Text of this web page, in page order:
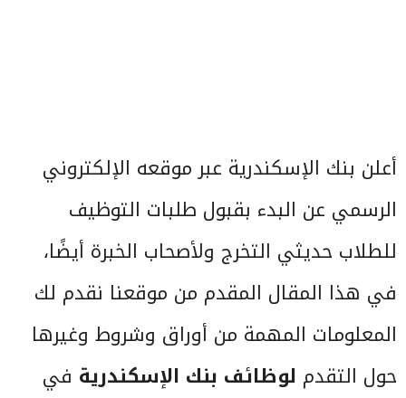
أعلن بنك الإسكندرية عبر موقعه الإلكتروني
الرسمي عن البدء بقبول طلبات التوظيف
للطلاب حديثي التخرج ولأصحاب الخبرة أيضًا،
في هذا المقال المقدم من موقعنا نقدم لك
المعلومات المهمة من أوراق وشروط وغيرها
حول التقدم لوظائف بنك الإسكندرية في